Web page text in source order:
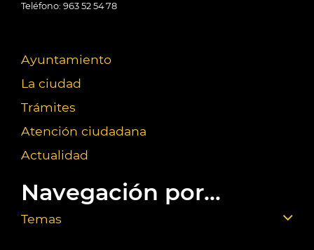
Teléfono: 963 52 54 78
Ayuntamiento
La ciudad
Trámites
Atención ciudadana
Actualidad
Navegación por...
Temas